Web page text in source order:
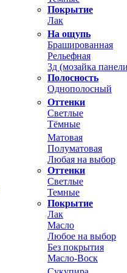
Покрытие
Лак
На ощупь
Брашированная
Рельефная
3д (мозайка
Полосность
Однополосный
Оттенки
Светлые
Тёмные
Матовая
Полуматовая
Любая на выбор
Оттенки
Светлые
Темные
Покрытие
Лак
Масло
Любое на выбор
Без покрытия
Масло-Воск